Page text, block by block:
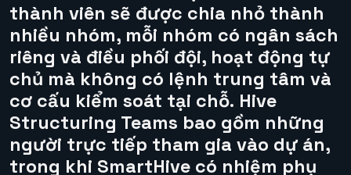
thành viên sẽ được chia nhỏ thành
nhiều nhóm, mỗi nhóm có ngân sách
riêng và điều phối đội, hoạt động tự
chủ mà không có lệnh trung tâm và
cơ cấu kiểm soát tại chỗ. Hive
Structuring Teams bao gồm những
người trực tiếp tham gia vào dự án,
trong khi SmartHive có nhiệm phụ